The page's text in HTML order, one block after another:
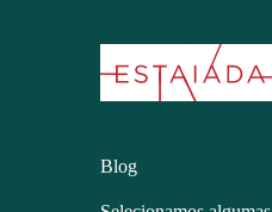
Blog